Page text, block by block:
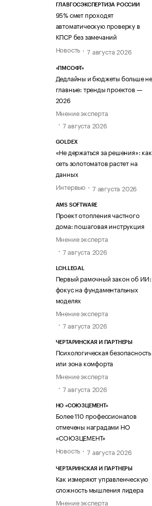
ГЛАВГОСЭКСПЕРТИЗА РОССИИ
95% смет проходят
автоматическую проверку в
КПСР без замечаний
Новость
7 августа 2026
«ПМСОФТ»
Дедлайны и бюджеты больше не
главные: тренды проектов —
2026
Мнение эксперта
7 августа 2026
GOLDEX
«Не держаться за решения»: как
сеть золотоматов растет на
данных
Интервью
7 августа 2026
AMS SOFTWARE
Проект отопления частного
дома: пошаговая инструкция
Мнение эксперта
7 августа 2026
LCH.LEGAL
Первый рамочный закон об ИИ:
фокус на фундаментальных
моделях
Мнение эксперта
7 августа 2026
ЧЕРТАРИНСКАЯ И ПАРТНЕРЫ
Психологическая безопасность
или зона комфорта
Мнение эксперта
7 августа 2026
НО «СОЮЗЦЕМЕНТ»
Более 110 профессионалов
отмечены наградами НО
«СОЮЗЦЕМЕНТ»
Новость
7 августа 2026
ЧЕРТАРИНСКАЯ И ПАРТНЕРЫ
Как измеряют управленческую
сложность мышления лидера
Мнение эксперта